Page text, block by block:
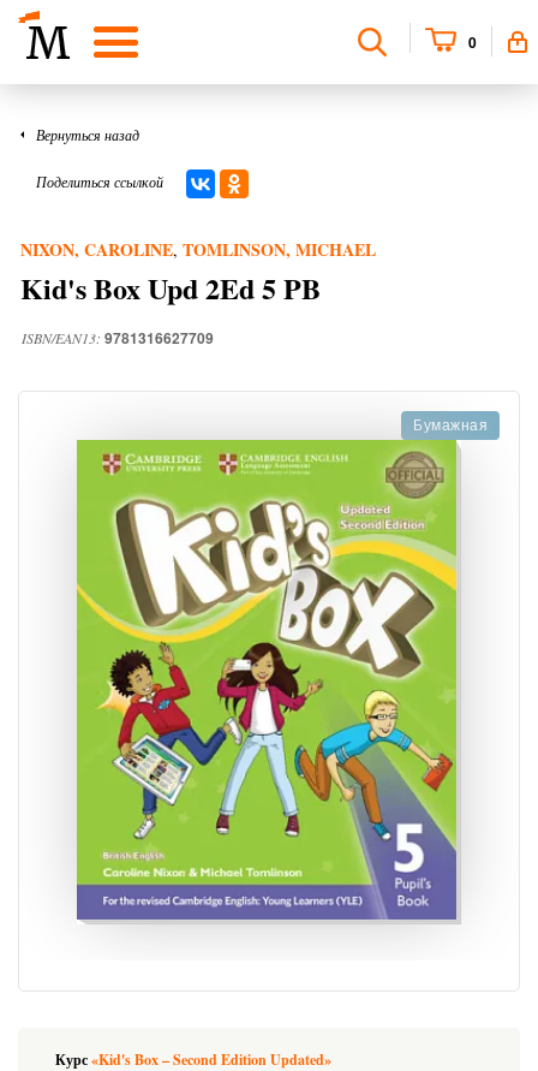
0
Вернуться назад
Поделиться ссылкой
NIXON, CAROLINE, TOMLINSON, MICHAEL
Kid's Box Upd 2Ed 5 PB
ISBN/EAN13: 9781316627709
Бумажная
Курс«Kid's Box – Second Edition Updated»